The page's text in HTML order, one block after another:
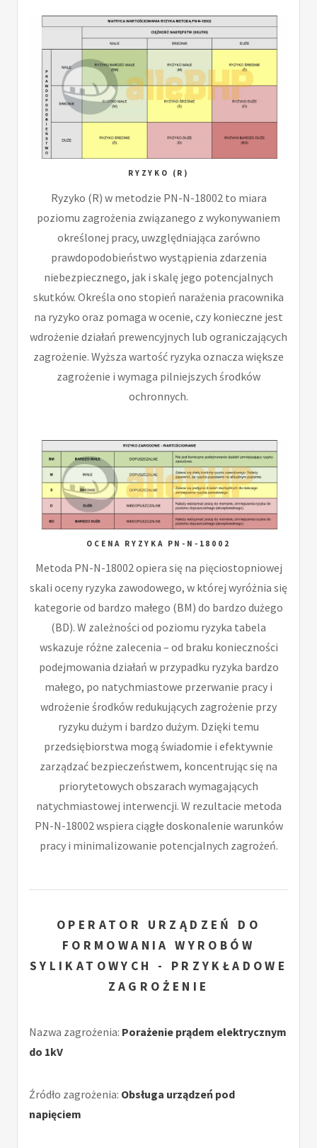
RYZYKO (R)
Ryzyko (R) w metodzie PN-N-18002 to miara
poziomu zagrożenia związanego z wykonywaniem
określonej pracy, uwzględniająca zarówno
prawdopodobieństwo wystąpienia zdarzenia
niebezpiecznego, jak i skalę jego potencjalnych
skutków. Określa ono stopień narażenia pracownika
na ryzyko oraz pomaga w ocenie, czy konieczne jest
wdrożenie działań prewencyjnych lub ograniczających
zagrożenie. Wyższa wartość ryzyka oznacza większe
zagrożenie i wymaga pilniejszych środków
ochronnych.
OCENA RYZYKA PN-N-18002
Metoda PN-N-18002 opiera się na pięciostopniowej
skali oceny ryzyka zawodowego, w której wyróżnia się
kategorie od bardzo małego (BM) do bardzo dużego
(BD). W zależności od poziomu ryzyka tabela
wskazuje różne zalecenia – od braku konieczności
podejmowania działań w przypadku ryzyka bardzo
małego, po natychmiastowe przerwanie pracy i
wdrożenie środków redukujących zagrożenie przy
ryzyku dużym i bardzo dużym. Dzięki temu
przedsiębiorstwa mogą świadomie i efektywnie
zarządzać bezpieczeństwem, koncentrując się na
priorytetowych obszarach wymagających
natychmiastowej interwencji. W rezultacie metoda
PN-N-18002 wspiera ciągłe doskonalenie warunków
pracy i minimalizowanie potencjalnych zagrożeń.
OPERATOR URZĄDZEŃ DO
FORMOWANIA WYROBÓW
SYLIKATOWYCH - PRZYKŁADOWE
ZAGROŻENIE
Nazwa zagrożenia: Porażenie prądem elektrycznym
do 1kV
Źródło zagrożenia: Obsługa urządzeń pod
napięciem